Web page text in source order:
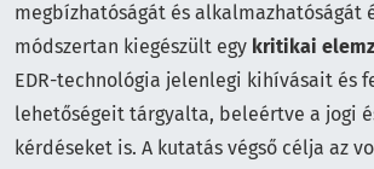
megbízhatóságát és alkalmazhatóságát
módszertan kiegészült egy kritikai
EDR-technológia jelenlegi kihívásait és
lehetőségeit tárgyalta, beleértve a jogi
kérdéseket is. A kutatás végső célja az